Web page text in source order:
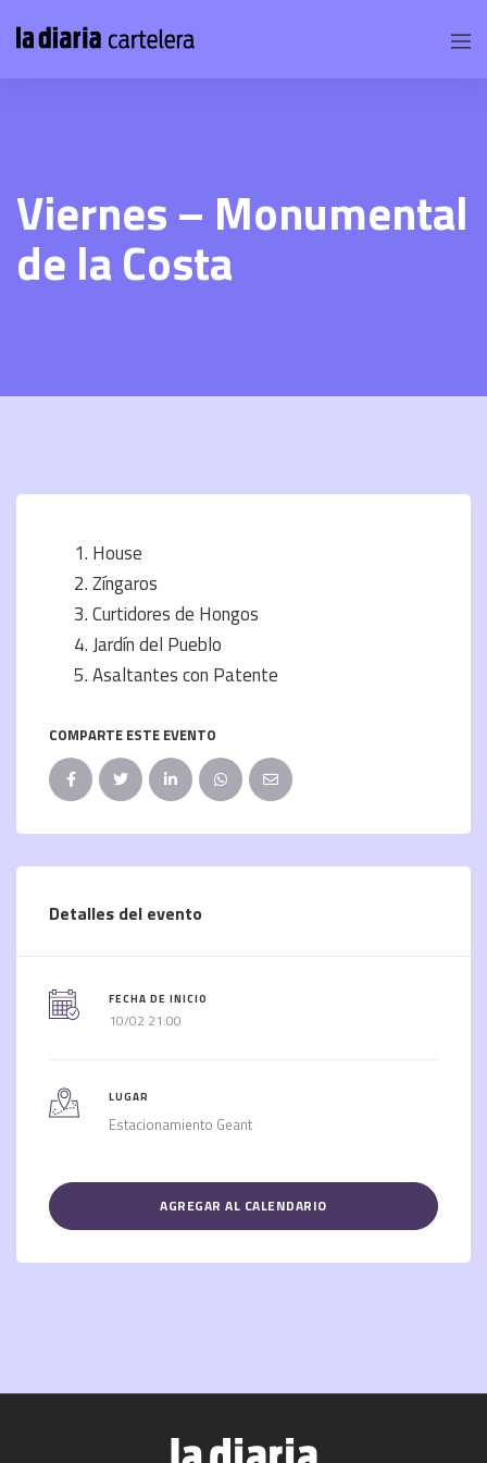
Viernes – Monumental
de la Costa
House
Zíngaros
Curtidores de Hongos
Jardín del Pueblo
Asaltantes con Patente
COMPARTE ESTE EVENTO
Detalles del evento
FECHA DE INICIO
10/02 21:00
LUGAR
Estacionamiento Geant
AGREGAR AL CALENDARIO